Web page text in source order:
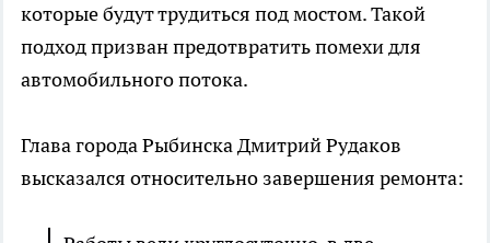
которые будут трудиться под мостом. Такой
подход призван предотвратить помехи для
автомобильного потока.
Глава города Рыбинска Дмитрий Рудаков
высказался относительно завершения ремонта: